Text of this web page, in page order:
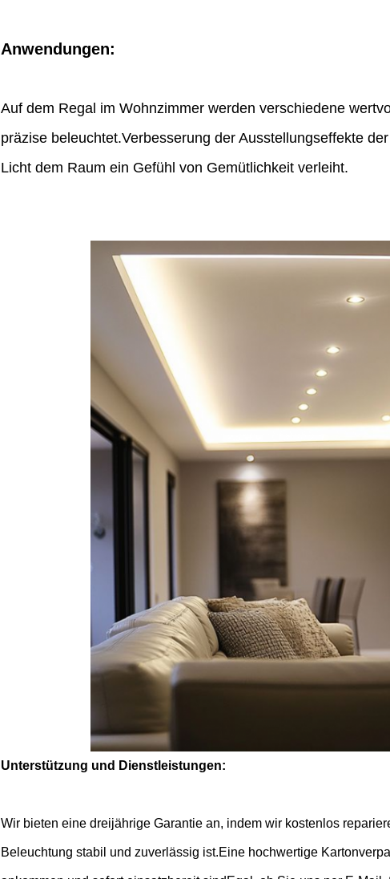
Anwendungen:
Auf dem Regal im Wohnzimmer werden verschiedene
präzise beleuchtet.Verbesserung der Ausstellungseffekte
Licht dem Raum ein Gefühl von Gemütlichkeit verleiht.
Unterstützung und Dienstleistungen:
Wir bieten eine dreijährige Garantie an, indem wir kostenlos
Beleuchtung stabil und zuverlässig ist.Eine hochwertige